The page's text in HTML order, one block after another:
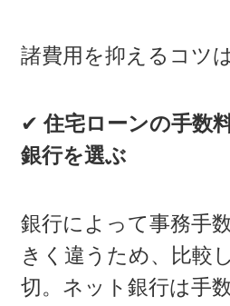
諸費用を抑えるコツ
✔ 住宅ローンの手数
銀行を選ぶ
銀行によって事務手
きく違うため、比較
切。ネット銀行は手